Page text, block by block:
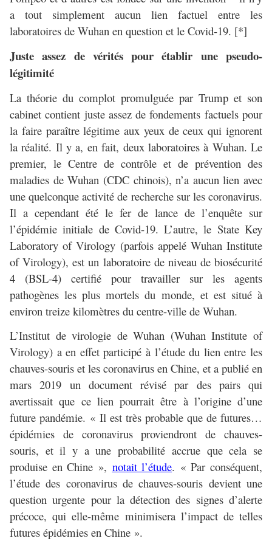
a tout simplement aucun lien factuel entre les
laboratoires de Wuhan en question et le Covid-19. [*]
Juste assez de vérités pour établir une pseudo-
légitimité
La théorie du complot promulguée par Trump et son
cabinet contient juste assez de fondements factuels pour
la faire paraître légitime aux yeux de ceux qui ignorent
la réalité. Il y a, en fait, deux laboratoires à Wuhan. Le
premier, le Centre de contrôle et de prévention des
maladies de Wuhan (CDC chinois), n’a aucun lien avec
une quelconque activité de recherche sur les coronavirus.
Il a cependant été le fer de lance de l’enquête sur
l’épidémie initiale de Covid-19. L’autre, le State Key
Laboratory of Virology (parfois appelé Wuhan Institute
of Virology), est un laboratoire de niveau de biosécurité
4 (BSL-4) certifié pour travailler sur les agents
pathogènes les plus mortels du monde, et est situé à
environ treize kilomètres du centre-ville de Wuhan.
L’Institut de virologie de Wuhan (Wuhan Institute of
Virology) a en effet participé à l’étude du lien entre les
chauves-souris et les coronavirus en Chine, et a publié en
mars 2019 un document révisé par des pairs qui
avertissait que ce lien pourrait être à l’origine d’une
future pandémie. « Il est très probable que de futures…
épidémies de coronavirus proviendront de chauves-
souris, et il y a une probabilité accrue que cela se
produise en Chine », notait l’étude. « Par conséquent,
l’étude des coronavirus de chauves-souris devient une
question urgente pour la détection des signes d’alerte
précoce, qui elle-même minimisera l’impact de telles
futures épidémies en Chine ».